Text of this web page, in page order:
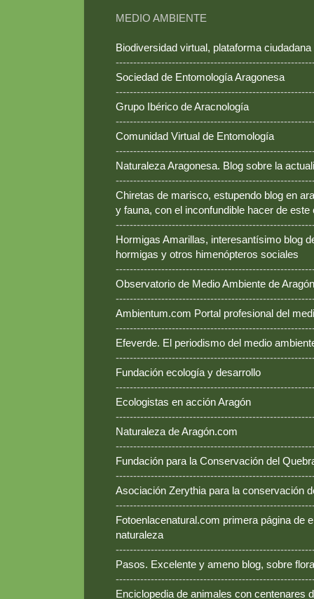
MEDIO AMBIENTE
Biodiversidad virtual, plataforma ciudadana
Sociedad de Entomología Aragonesa
Grupo Ibérico de Aracnología
Comunidad Virtual de Entomología
Naturaleza Aragonesa. Blog sobre la
Chiretas de marisco, estupendo blog en
y fauna, con el inconfundible hacer de este
Hormigas Amarillas, interesantísimo blog
hormigas y otros himenópteros sociales
Observatorio de Medio Ambiente de Aragón
Ambientum.com Portal profesional del
Efeverde. El periodismo del medio
Fundación ecología y desarrollo
Ecologistas en acción Aragón
Naturaleza de Aragón.com
Fundación para la Conservación del
Asociación Zerythia para la conservación
Fotoenlacenatural.com primera página de
naturaleza
Pasos. Excelente y ameno blog, sobre
Enciclopedia de animales con centenares